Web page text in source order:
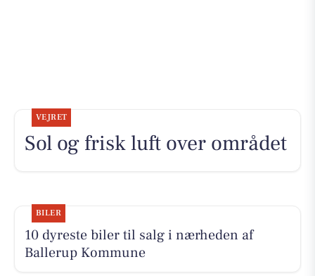
VEJRET
Sol og frisk luft over området
BILER
10 dyreste biler til salg i nærheden af
Ballerup Kommune